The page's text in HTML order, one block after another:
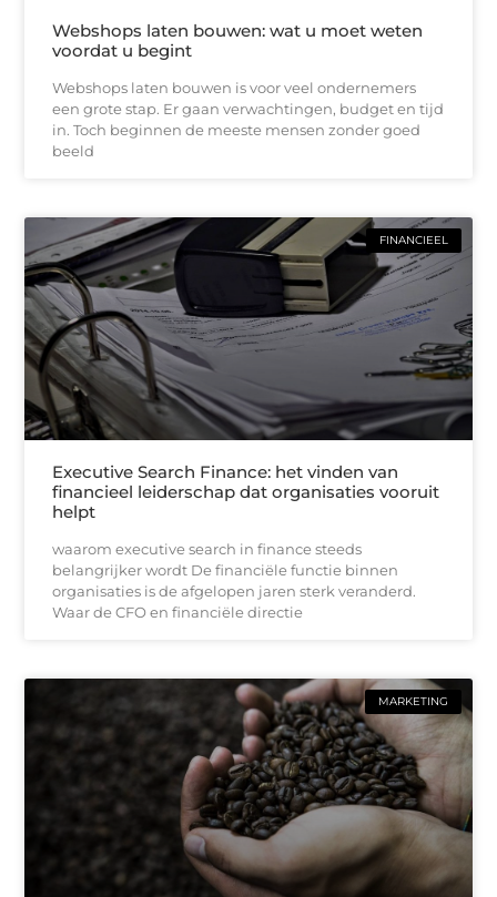
Webshops laten bouwen: wat u moet weten
voordat u begint
Webshops laten bouwen is voor veel ondernemers
een grote stap. Er gaan verwachtingen, budget en tijd
in. Toch beginnen de meeste mensen zonder goed
beeld
FINANCIEEL
Executive Search Finance: het vinden van
financieel leiderschap dat organisaties vooruit
helpt
waarom executive search in finance steeds
belangrijker wordt De financiële functie binnen
organisaties is de afgelopen jaren sterk veranderd.
Waar de CFO en financiële directie
MARKETING